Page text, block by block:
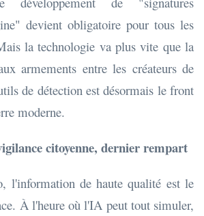
devient obligatoire pour tous les
la technologie va plus vite que la
armements entre les créateurs de
de détection est désormais le front
moderne.
citoyenne, dernier rempart
l'information de haute qualité est le
À l'heure où l'IA peut tout simuler,